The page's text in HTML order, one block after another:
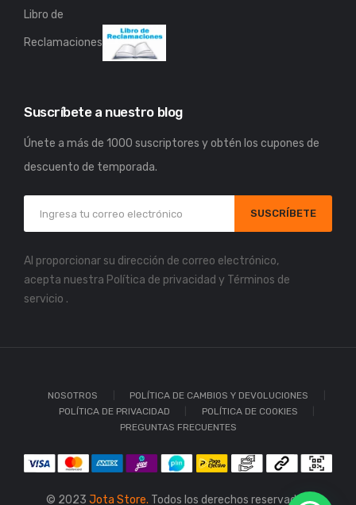
Libro de
Reclamaciones
Suscríbete a nuestro blog
Únete a más de 1000 suscriptores y obtén los cupones de
descuento de temporada.
SUSCRÍBETE
Al proporcionar su dirección de correo electrónico,
acepta nuestra Política de privacidad y Términos de
servicio .
NOSOTROS
POLÍTICA DE CAMBIOS Y DEVOLUCIONES
POLÍTICA DE PRIVACIDAD
POLÍTICA DE COOKIES
PREGUNTAS FRECUENTES
© 2023 Jota Store. Todos los derechos reservados.